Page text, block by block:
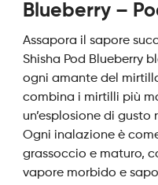
Blueberry –
Assapora il sapore
Shisha Pod Blueberry
ogni amante del
combina i mirtilli più
un’esplosione di
Ogni inalazione è
grassoccio e maturo,
vapore morbido e